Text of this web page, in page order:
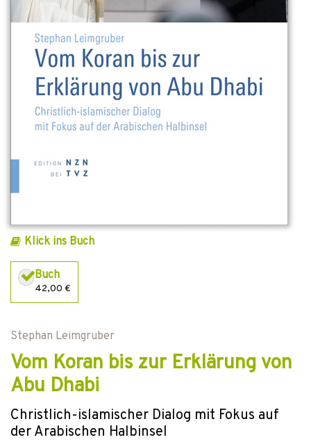
Klick ins Buch
Buch
42,00 €
Stephan Leimgruber
Vom Koran bis zur Erklärung von
Abu Dhabi
Christlich-islamischer Dialog mit Fokus auf
der Arabischen Halbinsel